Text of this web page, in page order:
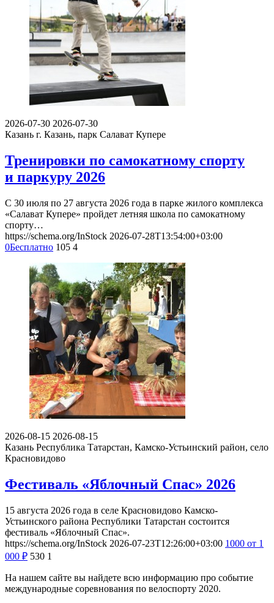
2026-07-30 2026-07-30
Казань г. Казань, парк Салават Купере
Тренировки по самокатному спорту
и паркуру 2026
С 30 июля по 27 августа 2026 года в парке жилого комплекса
«Салават Купере» пройдет летняя школа по самокатному
спорту…
https://schema.org/InStock 2026-07-28T13:54:00+03:00
0Бесплатно 105 4
2026-08-15 2026-08-15
Казань Республика Татарстан, Камско-Устьинский район, село
Красновидово
Фестиваль «Яблочный Спас» 2026
15 августа 2026 года в селе Красновидово Камско-
Устьинского района Республики Татарстан состоится
фестиваль «Яблочный Спас».
https://schema.org/InStock 2026-07-23T12:26:00+03:00 1000 от 1
000 ₽ 530 1
На нашем сайте вы найдете всю информацию про событие
международные соревнования по велоспорту 2020.